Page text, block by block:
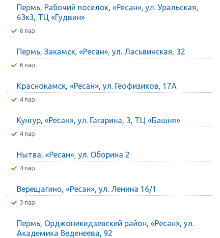
Пермь, Рабочий поселок, «Ресан», ул. Уральская,
63к3, ТЦ «Гудвин»
6 пар.
Пермь, Закамск, «Ресан», ул. Ласьвинская, 32
6 пар.
Краснокамск, «Ресан», ул. Геофизиков, 17А
4 пар.
Кунгур, «Ресан», ул. Гагарина, 3, ТЦ «Башня»
4 пар.
Нытва, «Ресан», ул. Оборина 2
4 пар.
Верещагино, «Ресан», ул. Ленина 16/1
3 пар.
Пермь, Орджоникидзевский район, «Ресан», ул.
Академика Веденеева, 92